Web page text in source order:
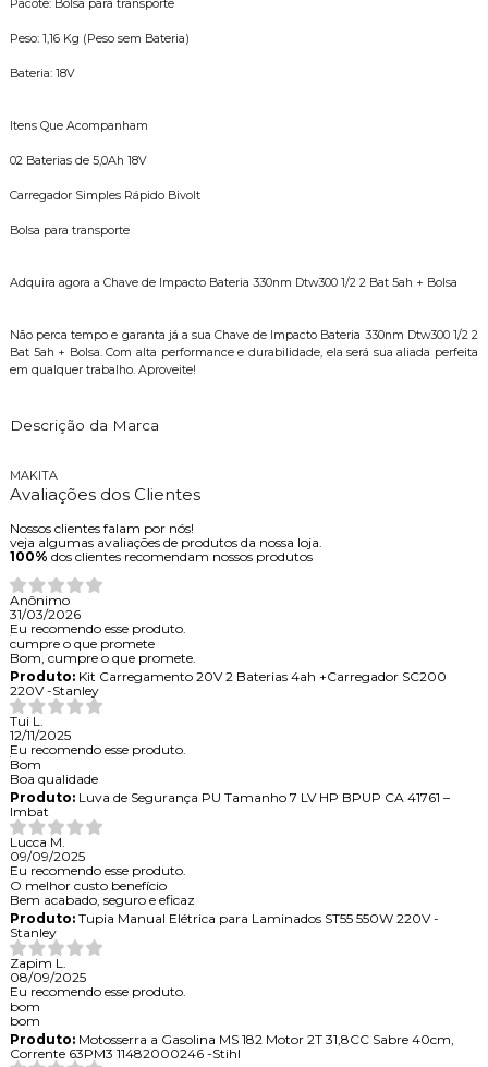
Pacote: Bolsa para transporte
Peso: 1,16 Kg (Peso sem Bateria)
Bateria: 18V
Itens Que Acompanham
02 Baterias de 5,0Ah 18V
Carregador Simples Rápido Bivolt
Bolsa para transporte
Adquira agora a Chave de Impacto Bateria 330nm Dtw300 1/2 2 Bat 5ah + Bolsa
Não perca tempo e garanta já a sua Chave de Impacto Bateria 330nm Dtw300 1/2 2
Bat 5ah + Bolsa. Com alta performance e durabilidade, ela será sua aliada perfeita
em qualquer trabalho. Aproveite!
Descrição da Marca
MAKITA
Avaliações dos Clientes
Nossos clientes falam por nós!
veja algumas avaliações de produtos da nossa loja.
100% dos clientes recomendam nossos produtos
Anônimo
31/03/2026
Eu recomendo esse produto.
cumpre o que promete
Bom, cumpre o que promete.
Produto:Kit Carregamento 20V 2 Baterias 4ah +Carregador SC200
220V -Stanley
Tui L.
12/11/2025
Eu recomendo esse produto.
Bom
Boa qualidade
Produto:Luva de Segurança PU Tamanho 7 LV HP BPUP CA 41761 –
Imbat
Lucca M.
09/09/2025
Eu recomendo esse produto.
O melhor custo benefício
Bem acabado, seguro e eficaz
Produto:Tupia Manual Elétrica para Laminados ST55 550W 220V -
Stanley
Zapim L.
08/09/2025
Eu recomendo esse produto.
bom
bom
Produto:Motosserra a Gasolina MS 182 Motor 2T 31,8CC Sabre 40cm,
Corrente 63PM3 11482000246 -Stihl